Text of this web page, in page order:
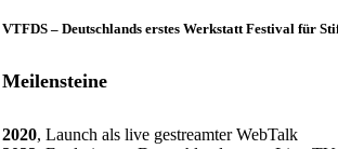
VTFDS – Deutschlands erstes Werkstatt Festival für
Meilensteine
2020, Launch als live gestreamter WebTalk